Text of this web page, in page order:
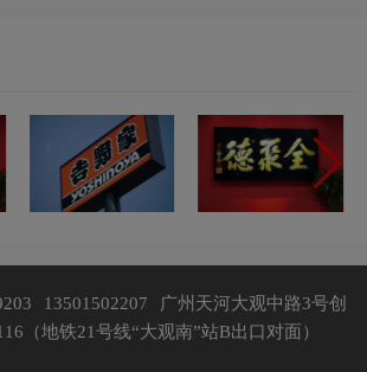
13501502207
广州天河大观中路3号创
（地铁21号线“大观南”站B出口对面）